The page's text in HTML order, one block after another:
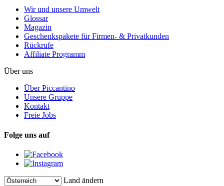
Wir und unsere Umwelt
Glossar
Magazin
Geschenkspakete für Firmen- & Privatkunden
Rückrufe
Affiliate Programm
Über uns
Über Piccantino
Unsere Gruppe
Kontakt
Freie Jobs
Folge uns auf
Land ändern